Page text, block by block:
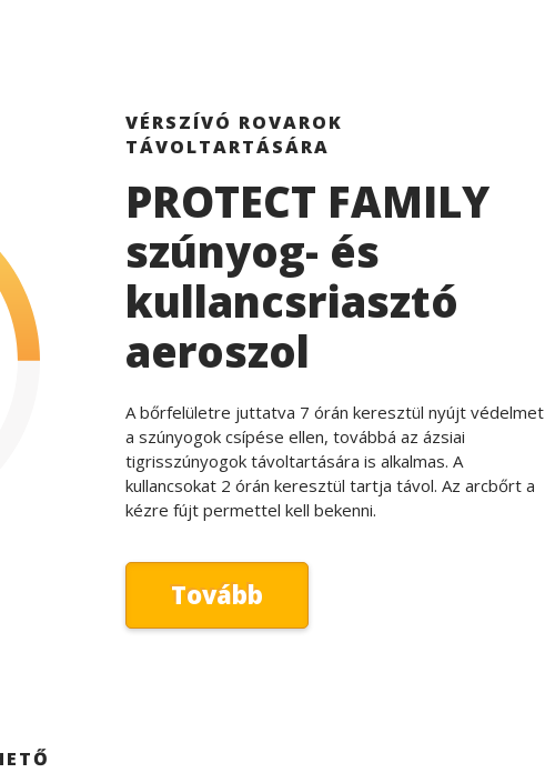
VÉRSZÍVÓ ROVAROK
TÁVOLTARTÁSÁRA
PROTECT FAMILY
szúnyog- és
kullancsriasztó
aeroszol
A bőrfelületre juttatva 7 órán keresztül nyújt védelmet
a szúnyogok csípése ellen, továbbá az ázsiai
tigrisszúnyogok távoltartására is alkalmas. A
kullancsokat 2 órán keresztül tartja távol. Az arcbőrt a
kézre fújt permettel kell bekenni.
Tovább